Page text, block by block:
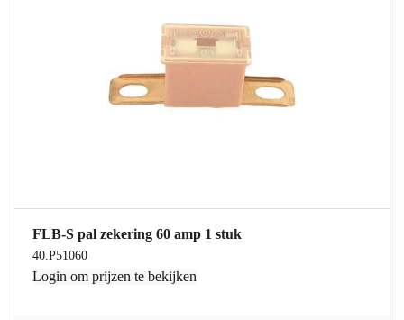
FLB-S pal zekering 60 amp 1 stuk
40.P51060
Login om prijzen te bekijken